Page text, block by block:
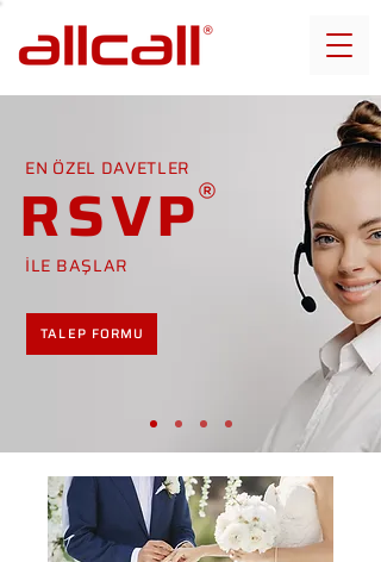
EN ÖZEL DAVETLER
RSVP
İLE BAŞLAR
TALEP FORMU